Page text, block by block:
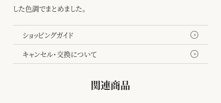
した色調でまとめました。
ショッピングガイド
キャンセル・交換について
関連商品